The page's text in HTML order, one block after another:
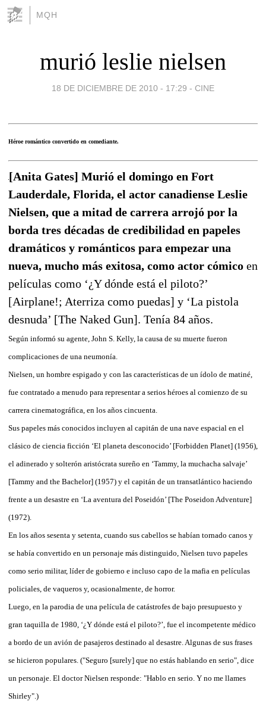
MQH
murió leslie nielsen
18 DE DICIEMBRE DE 2010 - 17:29 - CINE
Héroe romántico convertido en comediante.
[Anita Gates] Murió el domingo en Fort
Lauderdale, Florida, el actor canadiense Leslie
Nielsen, que a mitad de carrera arrojó por la
borda tres décadas de credibilidad en papeles
dramáticos y románticos para empezar una
nueva, mucho más exitosa, como actor cómico en
películas como ‘¿Y dónde está el piloto?’
[Airplane!; Aterriza como puedas] y ‘La pistola
desnuda’ [The Naked Gun]. Tenía 84 años.
Según informó su agente, John S. Kelly, la causa de su muerte fueron
complicaciones de una neumonía.
Nielsen, un hombre espigado y con las características de un ídolo de matiné,
fue contratado a menudo para representar a serios héroes al comienzo de su
carrera cinematográfica, en los años cincuenta.
Sus papeles más conocidos incluyen al capitán de una nave espacial en el
clásico de ciencia ficción ‘El planeta desconocido’ [Forbidden Planet] (1956),
el adinerado y solterón aristócrata sureño en ‘Tammy, la muchacha salvaje’
[Tammy and the Bachelor] (1957) y el capitán de un transatlántico haciendo
frente a un desastre en ‘La aventura del Poseidón’ [The Poseidon Adventure]
(1972).
En los años sesenta y setenta, cuando sus cabellos se habían tornado canos y
se había convertido en un personaje más distinguido, Nielsen tuvo papeles
como serio militar, líder de gobierno e incluso capo de la mafia en películas
policiales, de vaqueros y, ocasionalmente, de horror.
Luego, en la parodia de una película de catástrofes de bajo presupuesto y
gran taquilla de 1980, ‘¿Y dónde está el piloto?’, fue el incompetente médico
a bordo de un avión de pasajeros destinado al desastre. Algunas de sus frases
se hicieron populares. ("Seguro [surely] que no estás hablando en serio", dice
un personaje. El doctor Nielsen responde: "Hablo en serio. Y no me llames
Shirley".)